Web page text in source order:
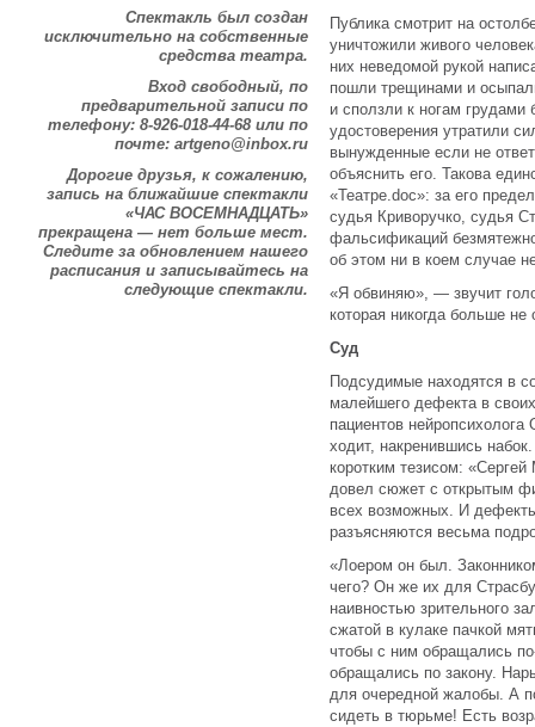
Спектакль был создан
исключительно на собственные
средства театра.
Вход свободный, по
предварительной записи по
телефону: 8-926-018-44-68 или по
почте: artgeno@inbox.ru
Дорогие друзья, к сожалению,
запись на ближайшие спектакли
«ЧАС ВОСЕМНАДЦАТЬ»
прекращена — нет больше мест.
Следите за обновлением нашего
расписания и записывайтесь на
следующие спектакли.
Публика смотрит на
уничтожили живого
них неведомой рукой
пошли трещинами и
и сползли к ногам грудами
удостоверения утратили
вынужденные если не
объяснить его. Такова
«Театре.doc»: за его
судья Криворучко, судья
фальсификаций
об этом ни в коем случае
«Я обвиняю», — звучит
которая никогда больше
Суд
Подсудимые находятся в
малейшего дефекта в
пациентов
ходит, накренившись
коротким тезисом:
довел сюжет с открытым
всех возможных. И
разъясняются весьма
«Лоером он был.
чего? Он же их для
наивностью зрительного
сжатой в кулаке пачкой
чтобы с ним обращались
обращались по закону.
для очередной жалобы. А
сидеть в тюрьме! Есть